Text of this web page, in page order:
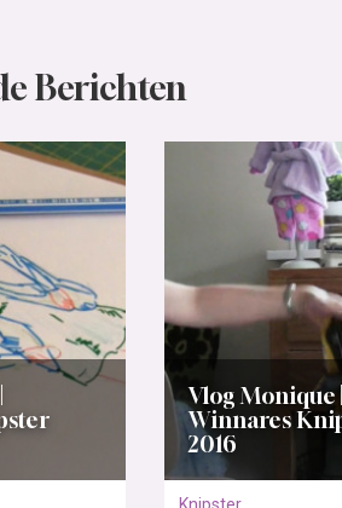
Berichten
Vlog Monique |
Winnares
2016